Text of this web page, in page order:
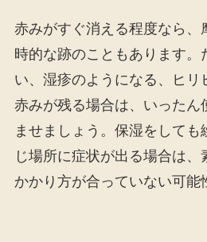
赤みがすぐ消える程度なら、
時的な跡のこともあります。
い、湿疹のようになる、ヒリ
赤みが残る場合は、いったん
ませましょう。保湿をしても
じ場所に症状が出る場合は
かかり方が合っていない可能